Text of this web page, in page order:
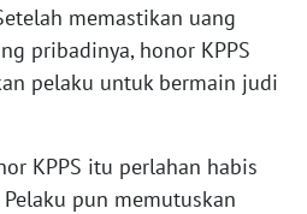
memastikan uang
pribadinya, honor KPPS
pelaku untuk bermain judi
KPPS itu perlahan habis
pun memutuskan